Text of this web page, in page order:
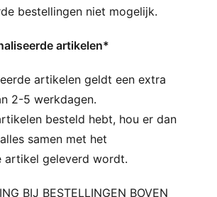
bestellingen niet mogelijk.
artikelen*
artikelen geldt een extra
2-5 werkdagen.
besteld hebt, hou er dan
samen met het
artikel geleverd wordt.
BIJ BESTELLINGEN BOVEN